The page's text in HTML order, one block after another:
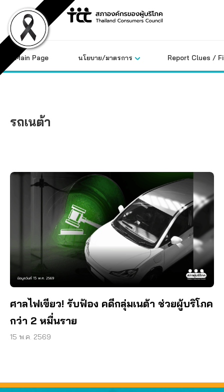
content
Main Page นโยบาย/มาตรการ Report Clues /
รถเนต้า
ศาลไฟเขียว! รับฟ้อง คดีกลุ่มเนต้า ช่วยผู้บริโภค
กว่า 2 หมื่นราย
15 พ.ค. 2569